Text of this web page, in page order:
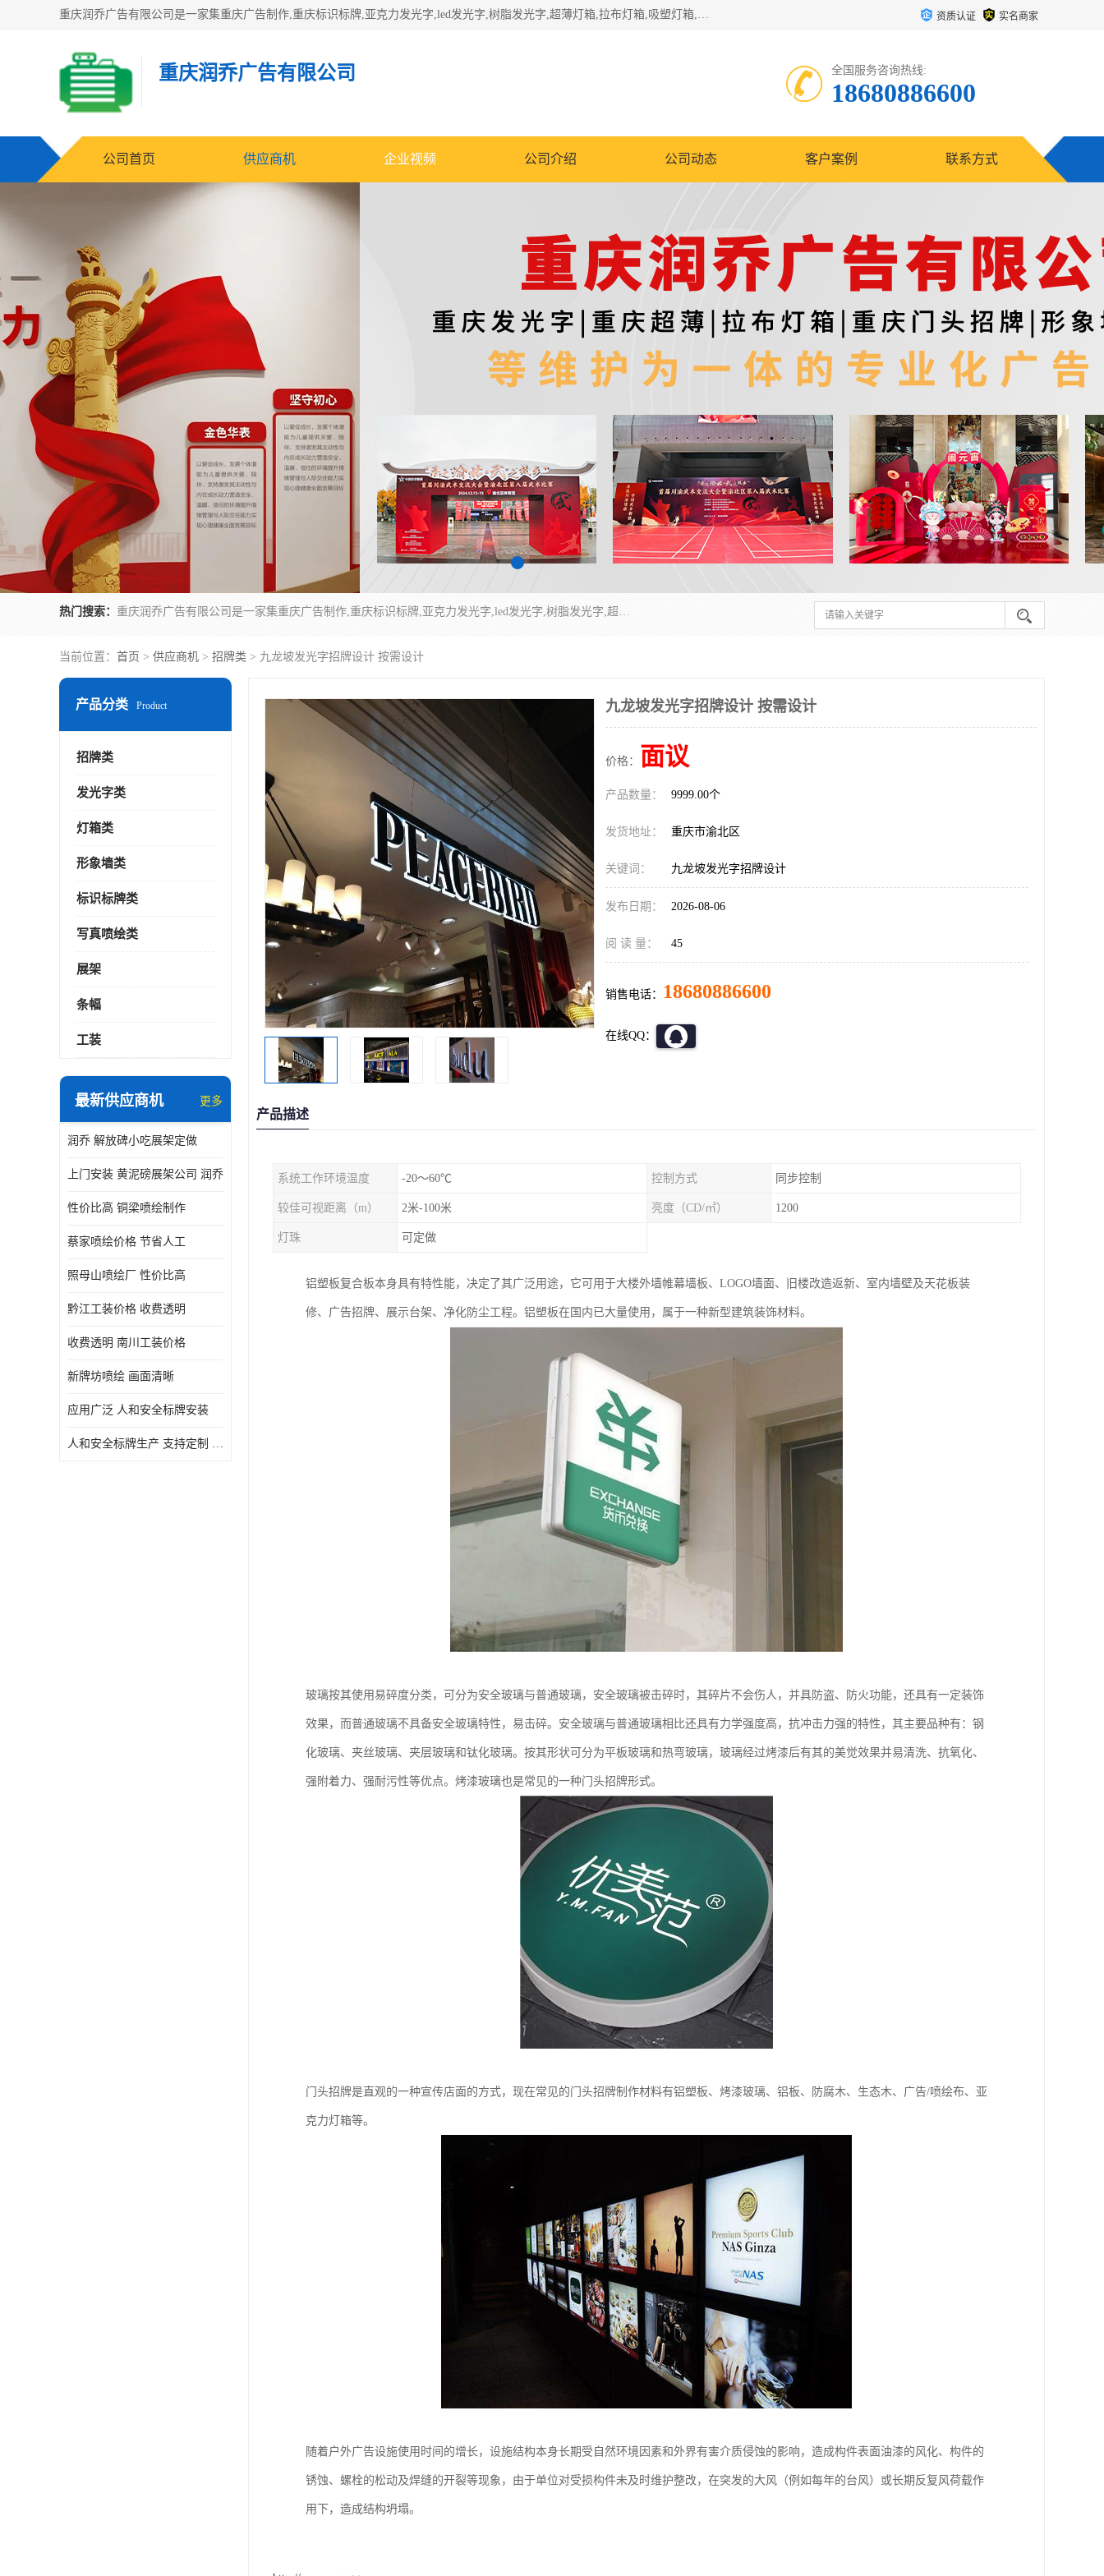
重庆润乔广告有限公司是一家集重庆广告制作,重庆标识标牌,亚克力发光字,led发光字,树脂发光字,超薄灯箱,拉布灯箱,吸塑灯箱,门头招牌,企业形象墙,写真喷绘,x展架,拉网展架,广告展架,条幅,锦旗设计,制作,施工,维护为一体的专业化广告公司. 资质认证 实名商家
重庆润乔广告有限公司 全国服务咨询热线:
18680886600
公司首页 供应商机 企业视频 公司介绍 公司动态 客户案例 联系方式
热门搜索： 重庆润乔广告有限公司是一家集重庆广告制作,重庆标识标牌,亚克力发光字,led发光字,树脂发光字,超薄灯箱,拉布灯箱,吸塑灯箱,门头招牌,企业形象墙,写真喷绘,x展架,拉网展架,广告展架,条幅,锦旗设计,制作,施工,维护为一体的专业化广告公司.
当前位置： 首页 > 供应商机 > 招牌类 > 九龙坡发光字招牌设计 按需设计
产品分类 Product
招牌类
发光字类
灯箱类
形象墙类
标识标牌类
写真喷绘类
展架
条幅
工装
最新供应商机 更多
润乔 解放碑小吃展架定做
上门安装 黄泥磅展架公司 润乔
性价比高 铜梁喷绘制作
蔡家喷绘价格 节省人工
照母山喷绘厂 性价比高
黔江工装价格 收费透明
收费透明 南川工装价格
新牌坊喷绘 画面清晰
应用广泛 人和安全标牌安装
人和安全标牌生产 支持定制 润乔
九龙坡发光字招牌设计 按需设计
价格： 面议
产品数量： 9999.00个
发货地址： 重庆市渝北区
关键词： 九龙坡发光字招牌设计
发布日期： 2026-08-06
阅 读 量： 45
销售电话： 18680886600
在线QQ：
产品描述
系统工作环境温度 -20～60℃ 控制方式 同步控制
较佳可视距离（m） 2米-100米 亮度（CD/㎡） 1200
灯珠 可定做
铝塑板复合板本身具有特性能，决定了其广泛用途，它可用于大楼外墙帷幕墙板、LOGO墙面、旧楼改造返新、室内墙壁及天花板装
修、广告招牌、展示台架、净化防尘工程。铝塑板在国内已大量使用，属于一种新型建筑装饰材料。
玻璃按其使用易碎度分类，可分为安全玻璃与普通玻璃，安全玻璃被击碎时，其碎片不会伤人，并具防盗、防火功能，还具有一定装饰
效果，而普通玻璃不具备安全玻璃特性，易击碎。安全玻璃与普通玻璃相比还具有力学强度高，抗冲击力强的特性，其主要品种有：钢
化玻璃、夹丝玻璃、夹层玻璃和钛化玻璃。按其形状可分为平板玻璃和热弯玻璃，玻璃经过烤漆后有其的美觉效果并易清洗、抗氧化、
强附着力、强耐污性等优点。烤漆玻璃也是常见的一种门头招牌形式。
门头招牌是直观的一种宣传店面的方式，现在常见的门头招牌制作材料有铝塑板、烤漆玻璃、铝板、防腐木、生态木、广告/喷绘布、亚
克力灯箱等。
随着户外广告设施使用时间的增长，设施结构本身长期受自然环境因素和外界有害介质侵蚀的影响，造成构件表面油漆的风化、构件的
锈蚀、螺栓的松动及焊缝的开裂等现象，由于单位对受损构件未及时维护整改，在突发的大风（例如每年的台风）或长期反复风荷载作
用下，造成结构坍塌。